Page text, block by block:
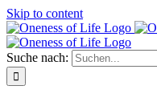
Skip to content
Suche nach: